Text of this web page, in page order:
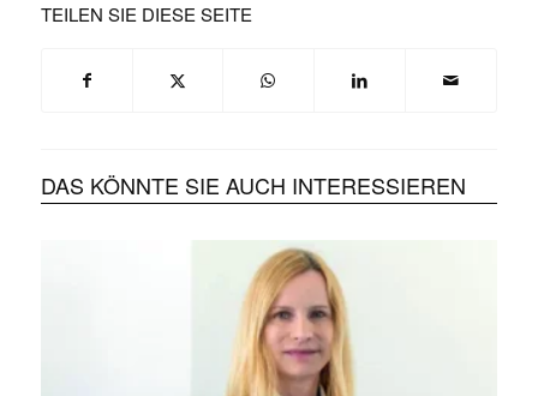
TEILEN SIE DIESE SEITE
DAS KÖNNTE SIE AUCH INTERESSIEREN